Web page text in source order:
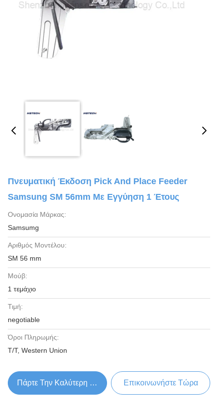
Πνευματική Έκδοση Pick And Place Feeder
Samsung SM 56mm Με Εγγύηση 1 Έτους
Ονομασία Μάρκας:
Samsumg
Αριθμός Μοντέλου:
SM 56 mm
Μούβ:
1 τεμάχιο
Τιμή:
negotiable
Όροι Πληρωμής:
T/T, Western Union
Πάρτε Την Καλύτερη Τιμή Επικοινωνήστε Τώρα